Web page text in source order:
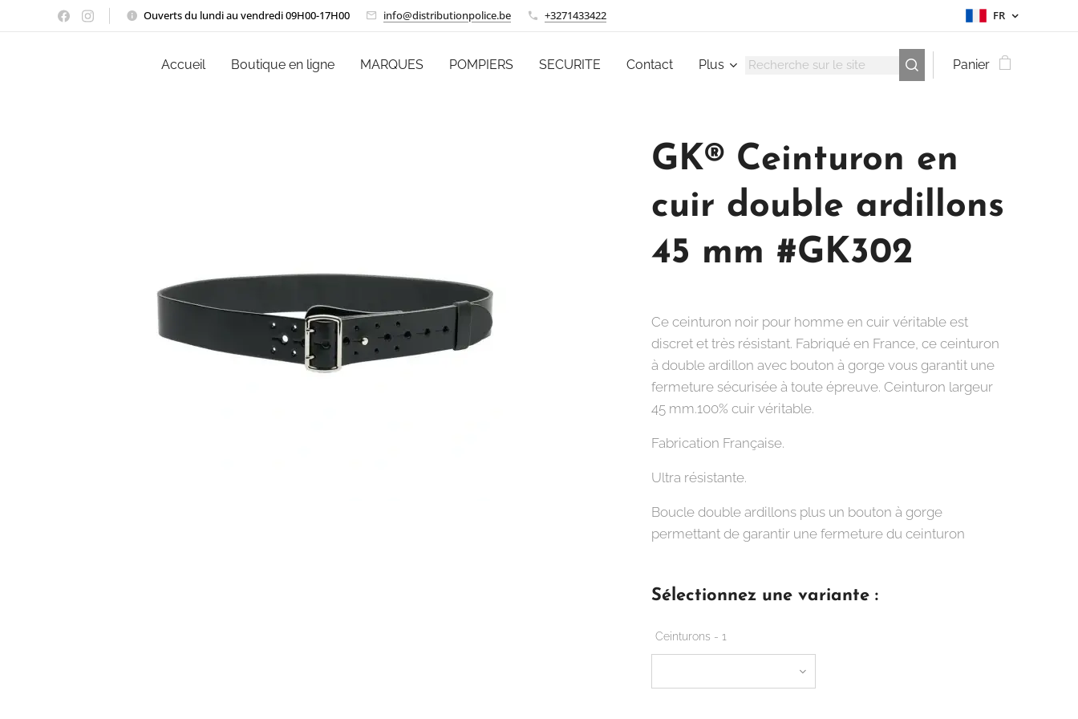
Ouverts du lundi au vendredi 09H00-17H00 info@distributionpolice.be +3271433422 FR
Accueil Boutique en ligne MARQUES POMPIERS SECURITE Contact Plus Panier
GK® Ceinturon en
cuir double ardillons
45 mm #GK302
Ce ceinturon noir pour homme en cuir véritable est
discret et très résistant. Fabriqué en France, ce ceinturon
à double ardillon avec bouton à gorge vous garantit une
fermeture sécurisée à toute épreuve. Ceinturon largeur
45 mm.100% cuir véritable.
Fabrication Française.
Ultra résistante.
Boucle double ardillons plus un bouton à gorge
permettant de garantir une fermeture du ceinturon
Sélectionnez une variante :
Ceinturons - 1